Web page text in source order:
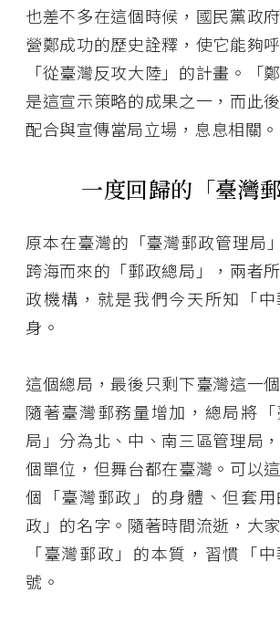
也差不多在這個時候，國民黨政
營鄭成功的歷史詮釋，使它能夠
「從臺灣反攻大陸」的計畫。「
是這宣示策略的成果之一，而此
配合與宣傳當局立場，息息相關。
一度回歸的「臺灣郵
原本在臺灣的「臺灣郵政管理局
跨海而來的「郵政總局」，兩者
政機構，就是我們今天所知「
身。
這個總局，最後只剩下臺灣這一
隨著臺灣郵務量增加，總局將
局」分為北、中、南三區管理局
個單位，但舞台都在臺灣。可以
個「臺灣郵政」的身體、但套
政」的名字。隨著時間流逝，大
「臺灣郵政」的本質，習慣「
號。